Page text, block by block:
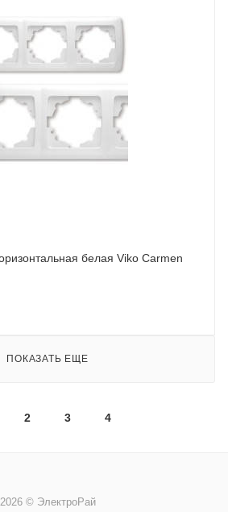
белая Viko Carmen
ПОКАЗАТЬ ЕЩЕ
2 3 4
2026 © ЭлектроРай